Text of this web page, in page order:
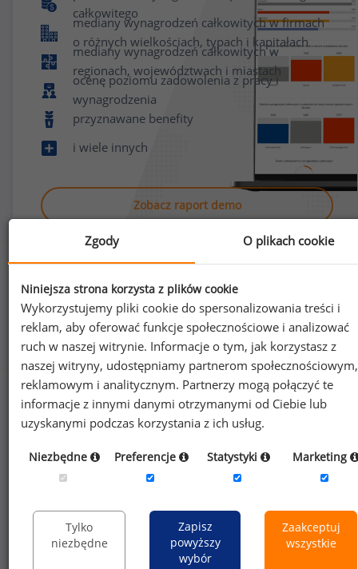
całkowitego
mediany wynagrodzeń całkowitych w firmach
o różnych wielkościach, typach i kapitałach
mediany wynagrodzeń całkowitych w
regionach, województwach i miastach
ocenę poziomu zadowolenia z pracy i
wynagrodzenia
przyznawane benefity
i wiele innych
Zobacz raport demo
Jak uzyskać dostęp do raportu?
bezpłatna
użytkowników
premium
Zgody O plikach cookie
Niniejsza strona korzysta z plików cookie
Wykorzystujemy pliki cookie do spersonalizowania treści i
reklam, aby oferować funkcje społecznościowe i analizować
ruch w naszej witrynie. Informacje o tym, jak korzystasz z
naszej witryny, udostępniamy partnerom społecznościowym,
reklamowym i analitycznym. Partnerzy mogą połączyć te
informacje z innymi danymi otrzymanymi od Ciebie lub
uzyskanymi podczas korzystania z ich usług.
Niezbędne Preferencje Statystyki Marketing
Tylko
niezbędne
Zapisz
powyższy
wybór
Zaakceptuj
wszystkie